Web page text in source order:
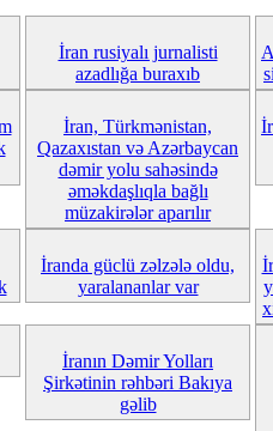
İran rusiyalı jurnalisti
azadlığa buraxıb
İran, Türkmənistan,
Qazaxıstan və Azərbaycan
dəmir yolu sahəsində
əməkdaşlıqla bağlı
müzakirələr aparılır
İranda güclü zəlzələ oldu,
yaralananlar var
İranın Dəmir Yolları
Şirkətinin rəhbəri Bakıya
gəlib